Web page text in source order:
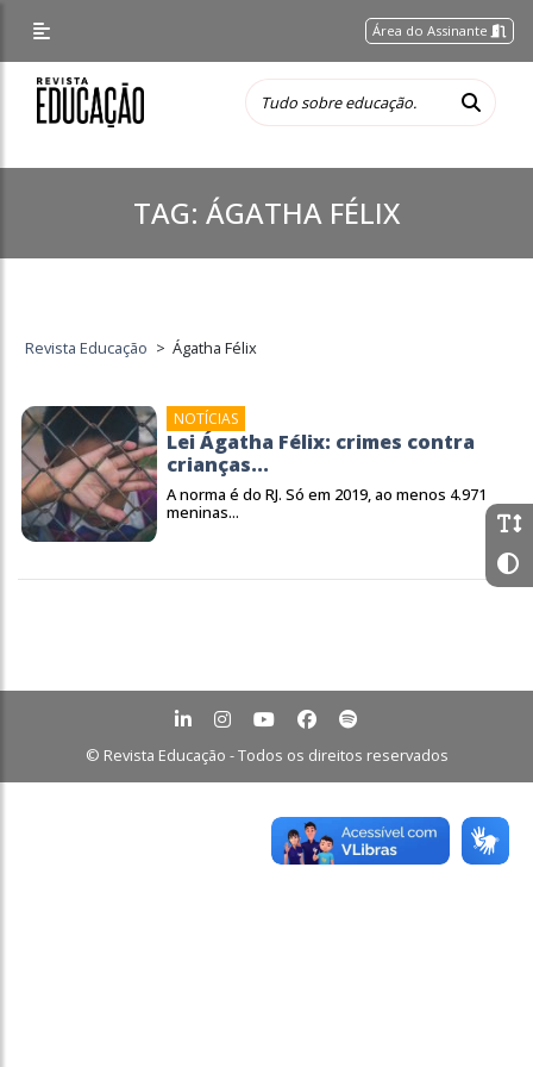
Área do Assinante
TAG: ÁGATHA FÉLIX
Revista Educação > Ágatha Félix
NOTÍCIAS
Lei Ágatha Félix: crimes contra
crianças...
A norma é do RJ. Só em 2019, ao menos 4.971
meninas...
© Revista Educação - Todos os direitos reservados